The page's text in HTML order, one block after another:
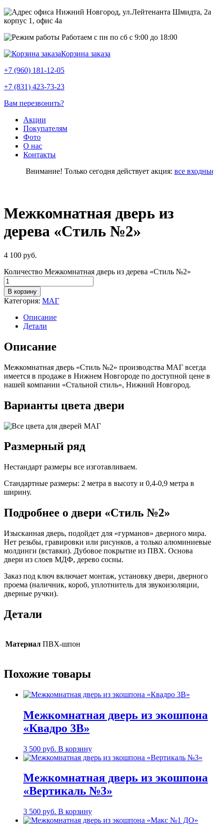
Нижний Новгород, ул.Лейтенанта Шмидта, 2а
корпус 1, офис 4a
Работаем с пн по сб с 9:00 до 18:00
Корзина заказа
+7 (960) 181-12-05
+7 (831) 423-73-23
Вам перезвонить?
Акции
Покупателям
Фото
О нас
Контакты
Внимание! Только сегодня действует акция:все входные
Межкомнатная дверь из
дерева «Стиль №2»
4 100 руб.
Количество Межкомнатная дверь из дерева «Стиль №2»
В корзину
Категория: МАГ
Описание
Детали
Описание
Межкомнатная дверь «Стиль №2» производства МАГ всегда
имеется в продаже в Нижнем Новгороде по доступной цене в
нашей компании «Стальной стиль», Нижний Новгород.
Варианты цвета двери
Размерный ряд
Нестандарт размеры все изготавливаем.
Стандартные размеры: 2 метра в высоту и 0,4-0,9 метра в
ширину.
Подробнее о двери «Стиль №2»
Изысканная дверь, подойдет для «гурманов» дверного мира.
Нет резьбы, гравировки или рисунков, а только алюминиевые
молдинги (вставки). Дубовое покрытие из ПВХ. Основа
двери из слоев МДФ, дерево сосны.
Заказ под ключ включает монтаж, установку двери, дверного
проема (наличник, короб, уплотнитель для звукоизоляции,
дверные ручки).
Детали
Материал ПВХ-шпон
Похожие товары
Межкомнатная дверь из экошпона
«Квадро 3В»
3 500 руб. В корзину
Межкомнатная дверь из экошпона
«Вертикаль №3»
3 500 руб. В корзину